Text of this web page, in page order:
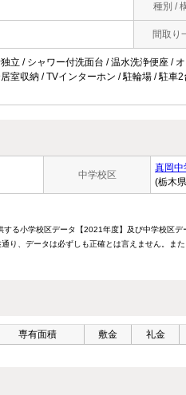
種別 /
間取り
立 / シャワー付洗面台 / 温水洗浄便座 /
室収納 / TVインターホン / 駐輪場 / 駐車
中学校区
真岡中
(栃木
る小学校区データ【2021年度】及び中学校区
、データは必ずしも正確とは言えません。ま
専有面積 敷金 礼金